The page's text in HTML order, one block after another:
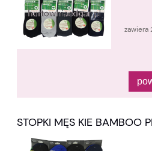
zawiera
STOPKI MĘS KIE BAMBOO